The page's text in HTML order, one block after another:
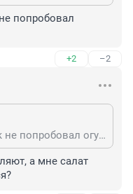
попробовал
+2 –2
И за твой счет. Чтобы ты так не попробовал огурцов
а мне салат